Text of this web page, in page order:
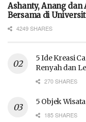
Ashanty, Anang dan
Bersama di
4249 SHARES
5 Ide Kreasi
Renyah dan
270 SHARES
5 Objek
185 SHARES